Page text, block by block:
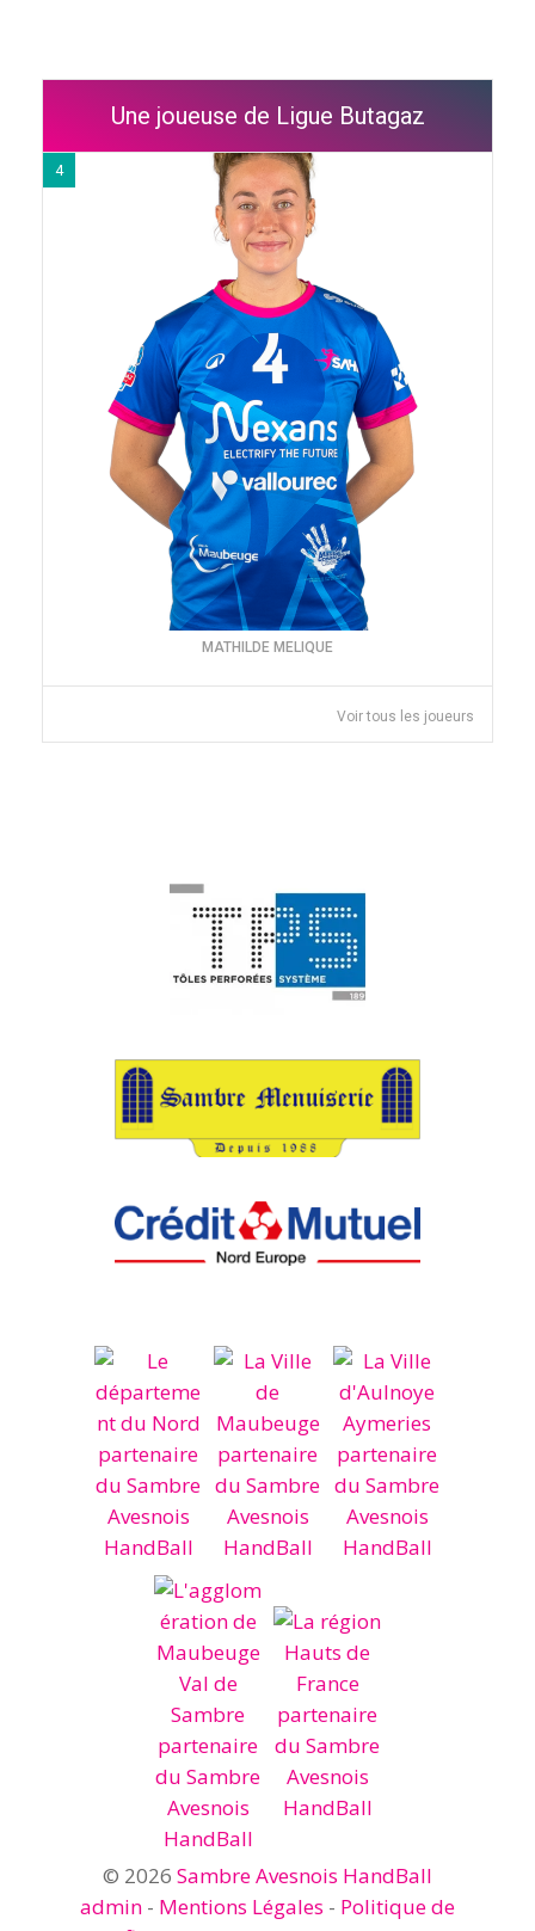
Une joueuse de Ligue Butagaz
4
MATHILDE MELIQUE
Voir tous les joueurs
© 2026 Sambre Avesnois HandBall
admin - Mentions Légales - Politique de